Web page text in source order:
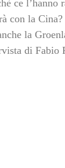
ce l’hanno
con la
la
di Fabio